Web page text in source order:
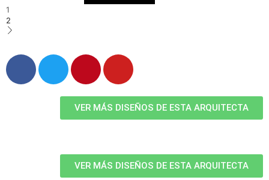
1
2
VER MÁS DISEÑOS DE ESTA ARQUITECTA
VER MÁS DISEÑOS DE ESTA ARQUITECTA